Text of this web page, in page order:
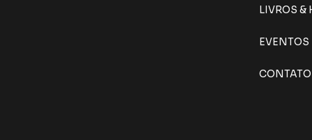
LIVROS &
EVENTOS
CONTATO